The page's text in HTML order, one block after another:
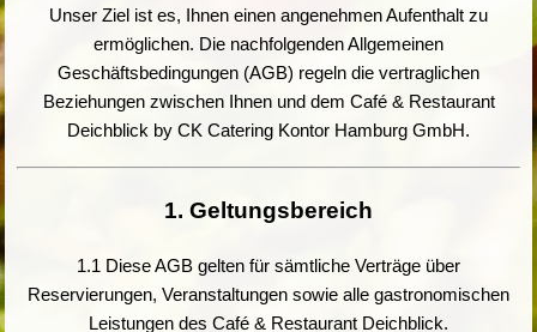
Unser Ziel ist es, Ihnen einen angenehmen Aufenthalt zu
ermöglichen. Die nachfolgenden Allgemeinen
Geschäftsbedingungen (AGB) regeln die vertraglichen
Beziehungen zwischen Ihnen und dem Café & Restaurant
Deichblick by CK Catering Kontor Hamburg GmbH.
1. Geltungsbereich
1.1 Diese AGB gelten für sämtliche Verträge über
Reservierungen, Veranstaltungen sowie alle gastronomischen
Leistungen des Café & Restaurant Deichblick.